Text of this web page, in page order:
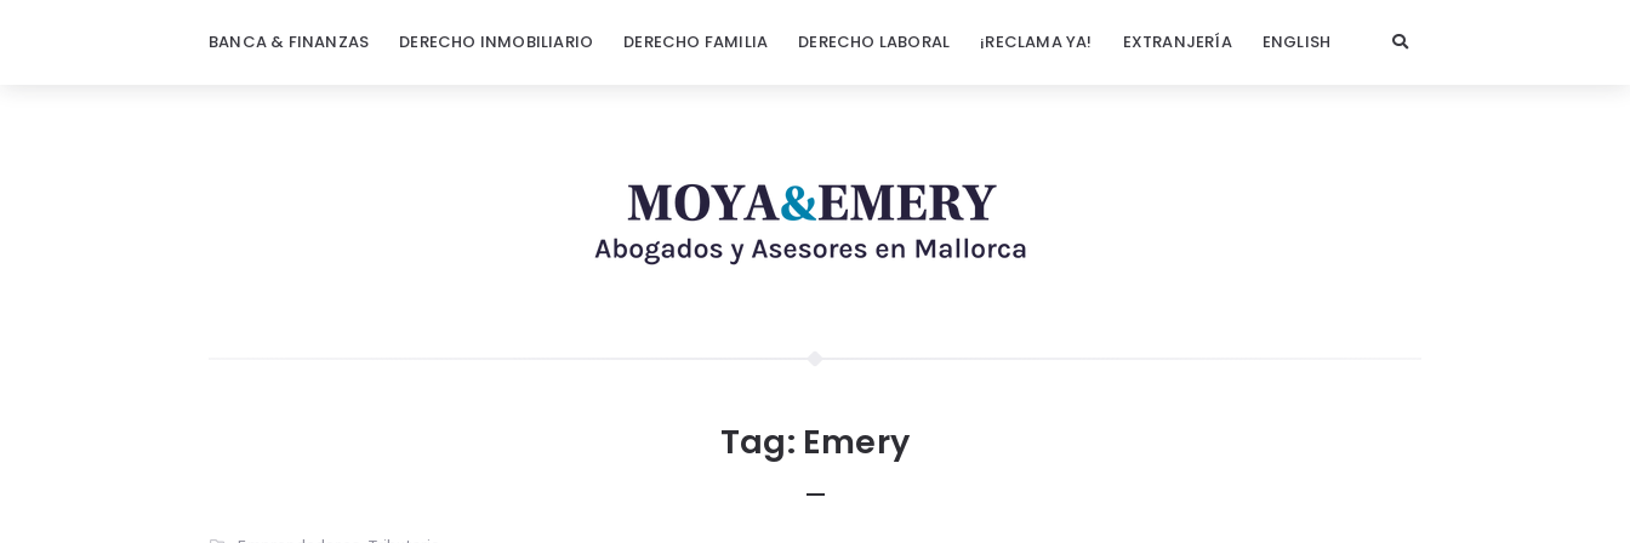
BANCA & FINANZAS DERECHO INMOBILIARIO DERECHO FAMILIA DERECHO LABORAL ¡RECLAMA YA! EXTRANJERÍA ENGLISH
Tag: Emery